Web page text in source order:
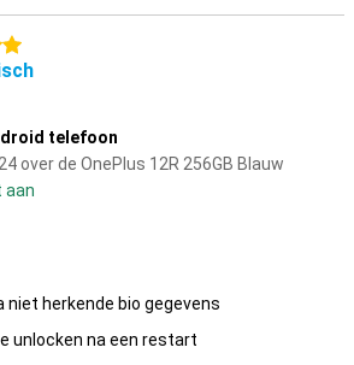
telefoon
over de OnePlus 12R 256GB Blauw
aan
niet herkende bio gegevens
unlocken na een restart